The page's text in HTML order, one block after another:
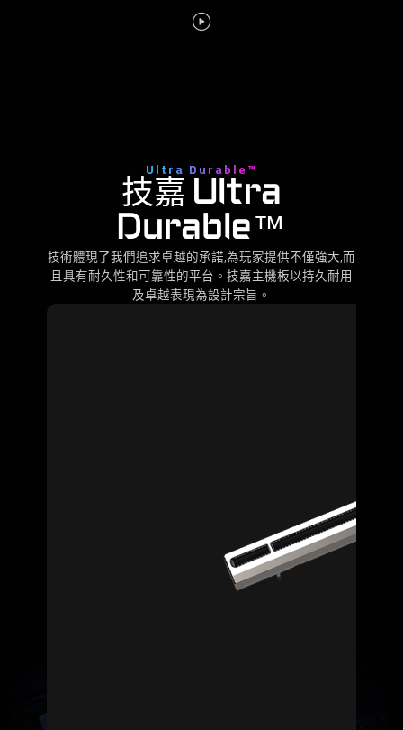
Ultra Durable™
技嘉 Ultra
Durable™
技術體現了我們追求卓越的承諾,為玩家提供不僅強大,而
且具有耐久性和可靠性的平台。技嘉主機板以持久耐用
及卓越表現為設計宗旨。